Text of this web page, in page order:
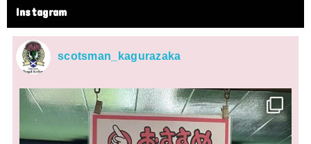
Instagram
scotsman_kagurazaka